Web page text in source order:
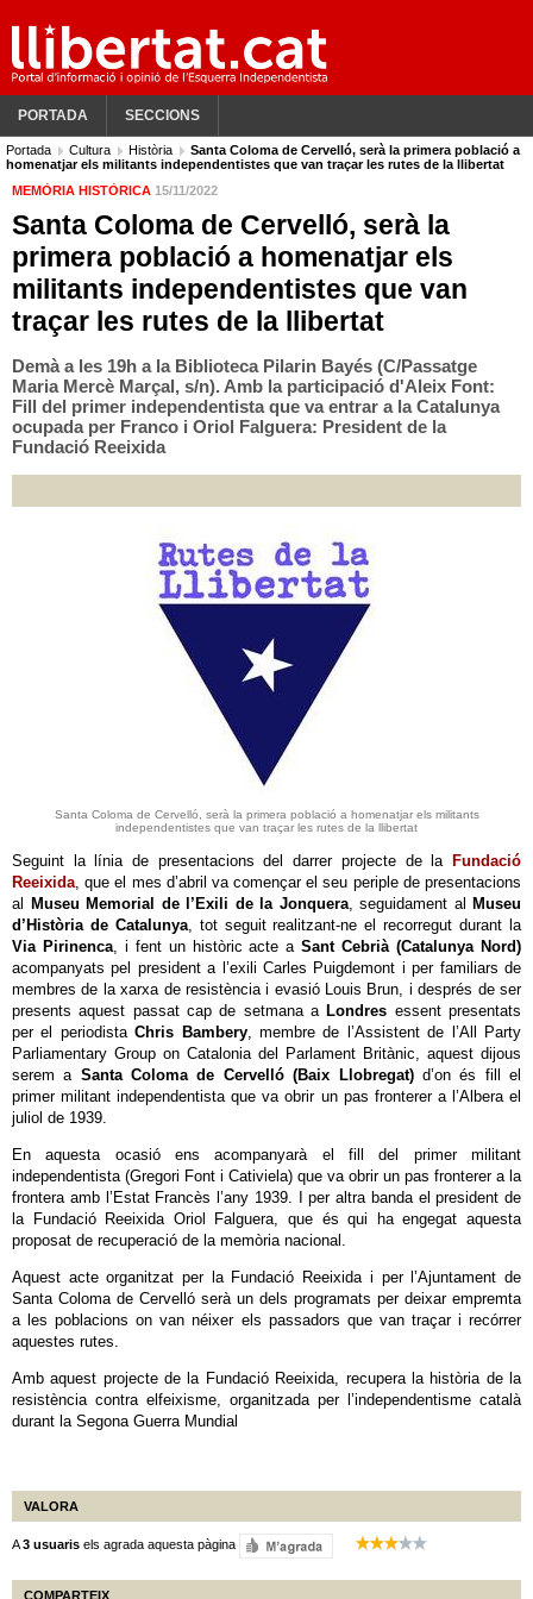
PORTADA SECCIONS
Portada Cultura Història
Santa Coloma de Cervelló, serà la primera població a
homenatjar els militants independentistes que van traçar les rutes de la llibertat
MEMÒRIA HISTÒRICA 15/11/2022
Santa Coloma de Cervelló, serà la
primera població a homenatjar els
militants independentistes que van
traçar les rutes de la llibertat
Demà a les 19h a la Biblioteca Pilarin Bayés (C/Passatge
Maria Mercè Marçal, s/n). Amb la participació d'Aleix Font:
Fill del primer independentista que va entrar a la Catalunya
ocupada per Franco i Oriol Falguera: President de la
Fundació Reeixida
Santa Coloma de Cervelló, serà la primera població a homenatjar els militants
independentistes que van traçar les rutes de la llibertat
Seguint la línia de presentacions del darrer projecte de la Fundació
Reeixida, que el mes d’abril va començar el seu periple de presentacions
al
Museu Memorial de l’Exili de la Jonquera, seguidament al Museu
d’Història de Catalunya, tot seguit realitzant-ne el recorregut durant la
Via Pirinenca, i fent un històric acte aSant Cebrià (Catalunya Nord)
acompanyats pel president a l’exili Carles Puigdemont i per familiars de
membres de la xarxa de resistència i evasió Louis Brun, i després de ser
presents aquest passat cap de setmana a Londres essent presentats
per el periodistaChris Bambery, membre de l’Assistent de l’All Party
Parliamentary Group on Catalonia del Parlament Britànic, aquest dijous
serem a Santa Coloma de Cervelló (Baix Llobregat) d’on és fill el
primer militant independentista que va obrir un pas fronterer a l’Albera el
juliol de 1939.
En aquesta ocasió ens acompanyarà el fill del primer militant
independentista (Gregori Font i Cativiela) que va obrir un pas fronterer a la
frontera amb l’Estat Francès l’any 1939. I per altra banda el president de
la Fundació Reeixida Oriol Falguera, que és qui ha engegat aquesta
proposat de recuperació de la memòria nacional.
Aquest acte organitzat per la Fundació Reeixida i per l’Ajuntament de
Santa Coloma de Cervelló serà un dels programats per deixar empremta
a les poblacions on van néixer els passadors que van traçar i recórrer
aquestes rutes.
Amb aquest projecte de la Fundació Reeixida, recupera la història de la
resistència contra elfeixisme, organitzada per l’independentisme català
durant la Segona Guerra Mundial
VALORA
A3 usuaris els agrada aquesta pàgina
COMPARTEIX